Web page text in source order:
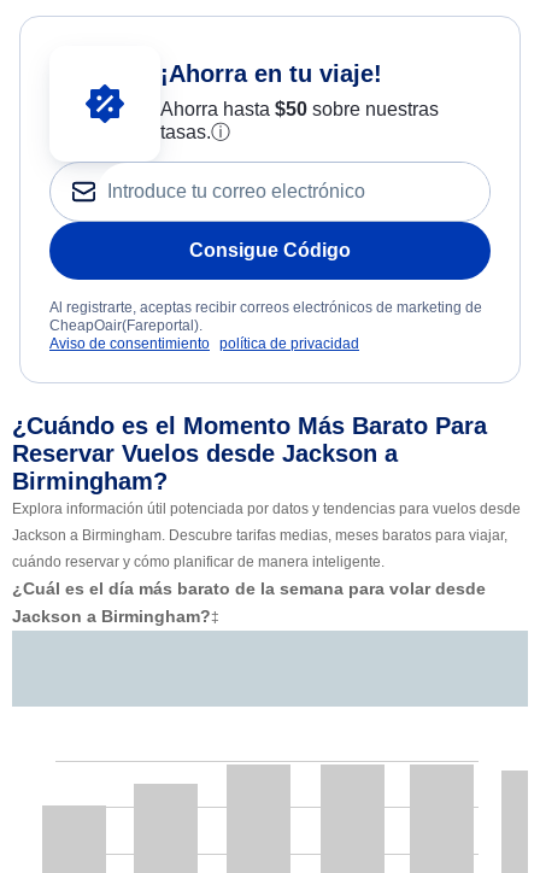
¡Ahorra en tu viaje!
Ahorra hasta $50sobre nuestras
tasas.ⓘ
Consigue Código
Al registrarte, aceptas recibir correos electrónicos de marketing de
CheapOair(Fareportal).
Aviso de consentimiento política de privacidad
¿Cuándo es el Momento Más Barato Para
Reservar Vuelos desde Jackson a
Birmingham?
Explora información útil potenciada por datos y tendencias para vuelos desde
Jackson a Birmingham. Descubre tarifas medias, meses baratos para viajar,
cuándo reservar y cómo planificar de manera inteligente.
¿Cuál es el día más barato de la semana para volar desde
Jackson a Birmingham?‡